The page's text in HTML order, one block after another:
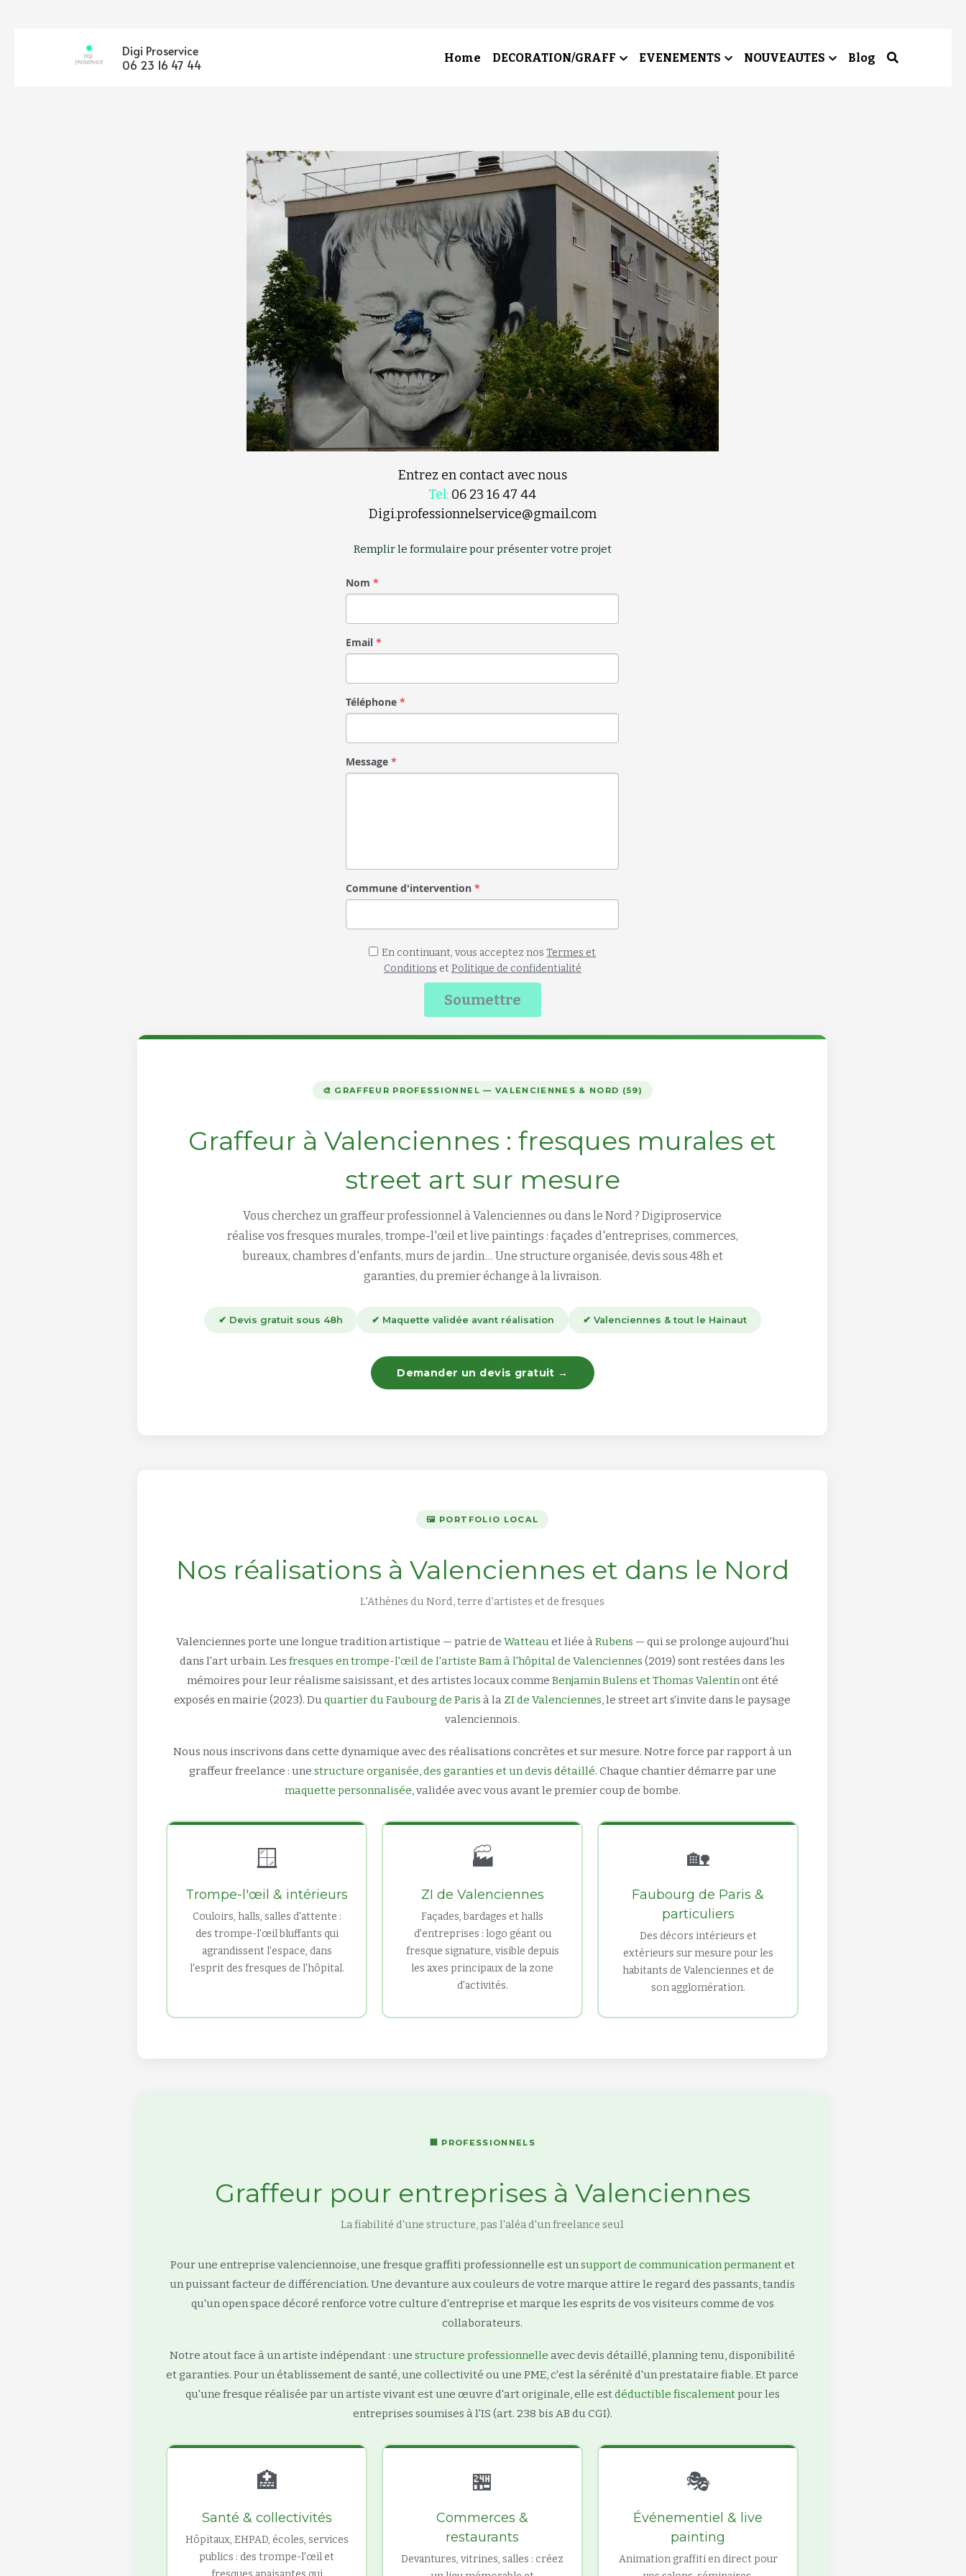
Digi Proservice
06 23 16 47 44
Home DECORATION/GRAFF EVENEMENTS NOUVEAUTES Blog
Entrez en contact avec nous
Tel: 06 23 16 47 44
Digi.professionnelservice@gmail.com
Remplir le formulaire pour présenter votre projet
Nom *
Email *
Téléphone *
Message *
Commune d'intervention *
En continuant, vous acceptez nosTermes et
Conditions et Politique de confidentialité
Soumettre
🎨 GRAFFEUR PROFESSIONNEL — VALENCIENNES & NORD (59)
Graffeur à Valenciennes : fresques murales et
street art sur mesure
Vous cherchez ungraffeur professionnel à Valenciennes ou dans le Nord ? Digiproservice
réalise vos fresques murales, trompe-l'œil et live paintings : façades d'entreprises, commerces,
bureaux, chambres d'enfants, murs de jardin… Une structure organisée, devis sous 48h et
garanties, du premier échange à la livraison.
✔ Devis gratuit sous 48h ✔ Maquette validée avant réalisation ✔ Valenciennes & tout le Hainaut
Demander un devis gratuit →
🖼️ PORTFOLIO LOCAL
Nos réalisations à Valenciennes et dans le Nord
L'Athènes du Nord, terre d'artistes et de fresques
Valenciennes porte une longue tradition artistique — patrie de Watteauet liée àRubens — qui se prolonge aujourd'hui
dans l'art urbain. Lesfresques en trompe-l'œil de l'artiste Bam à l'hôpital de Valenciennes (2019) sont restées dans les
mémoires pour leur réalisme saisissant, et des artistes locaux comme Benjamin Bulens et Thomas Valentinont été
exposés en mairie (2023). Duquartier du Faubourg de Paris à la ZI de Valenciennes, le street art s'invite dans le paysage
valenciennois.
Nous nous inscrivons dans cette dynamique avec des réalisations concrètes et sur mesure. Notre force par rapport à un
graffeur freelance : une structure organisée, des garanties et un devis détaillé. Chaque chantier démarre par une
maquette personnalisée, validée avec vous avant le premier coup de bombe.
🪟
Trompe-l'œil & intérieurs
Couloirs, halls, salles d'attente :
des trompe-l'œil bluffants qui
agrandissent l'espace, dans
l'esprit des fresques de l'hôpital.
🏭
ZI de Valenciennes
Façades, bardages et halls
d'entreprises : logo géant ou
fresque signature, visible depuis
les axes principaux de la zone
d'activités.
🏡
Faubourg de Paris &
particuliers
Des décors intérieurs et
extérieurs sur mesure pour les
habitants de Valenciennes et de
son agglomération.
🏢 PROFESSIONNELS
Graffeur pour entreprises à Valenciennes
La fiabilité d'une structure, pas l'aléa d'un freelance seul
Pour une entreprise valenciennoise, une fresque graffiti professionnelle est unsupport de communication permanentet
un puissant facteur de différenciation. Une devanture aux couleurs de votre marque attire le regard des passants, tandis
qu'un open space décoré renforce votre culture d'entreprise et marque les esprits de vos visiteurs comme de vos
collaborateurs.
Notre atout face à un artiste indépendant : unestructure professionnelle avec devis détaillé, planning tenu, disponibilité
et garanties. Pour un établissement de santé, une collectivité ou une PME, c'est la sérénité d'un prestataire fiable. Et parce
qu'une fresque réalisée par un artiste vivant est une œuvre d'art originale, elle estdéductible fiscalementpour les
entreprises soumises à l'IS (art. 238 bis AB du CGI).
🏥
Santé & collectivités
Hôpitaux, EHPAD, écoles, services
publics : des trompe-l'œil et
🏪
Commerces &
restaurants
Devantures, vitrines, salles : créez
🎭
Événementiel & live
painting
Animation graffiti en direct pour